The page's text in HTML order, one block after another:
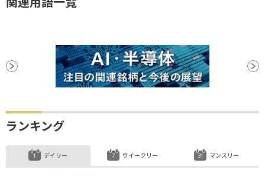
ランキング
デイリー ウイークリー マンスリー